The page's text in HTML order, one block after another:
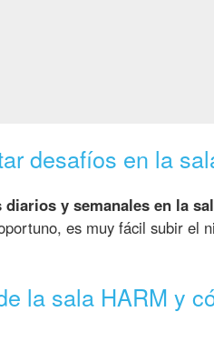
desafíos en la
y semanales en la
es muy fácil subir el
la sala HARM y